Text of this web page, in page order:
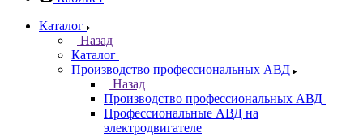
Каталог
Назад
Каталог
Производство профессиональных АВД
Назад
Производство профессиональных АВД
Профессиональные АВД на
электродвигателе